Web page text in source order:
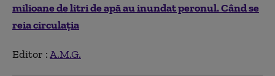
milioane de litri de apă au inundat peronul. Când se
reia circulația
Editor :A.M.G.